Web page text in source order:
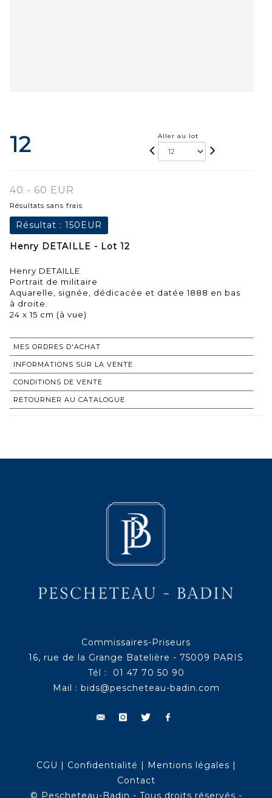
12 Aller au lot
40 - 60 EUR
Résultats sans frais
Résultat : 150EUR
Henry DETAILLE - Lot 12
Henry DETAILLE
Portrait de militaire
Aquarelle, signée, dédicacée et datée 1888 en bas
à droite.
24 x 15 cm (à vue)
MES ORDRES D'ACHAT
INFORMATIONS SUR LA VENTE
CONDITIONS DE VENTE
RETOURNER AU CATALOGUE
Commissaires-Priseurs
16, rue de la Grange Batelière - 75009 PARIS
Tél : 01 47 70 50 90
Mail : bids@pescheteau-badin.com
CGU | Confidentialité | Mentions légales |
Contact
© Pescheteau-Badin - Tous droits réservés -